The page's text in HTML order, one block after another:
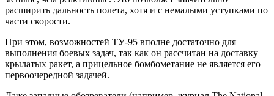
расширить дальность полета, хотя и с немалыми уступками по
части скорости.
При этом, возможностей ТУ-95 вполне достаточно для
выполнения боевых задач, так как он рассчитан на доставку
крылатых ракет, а прицельное бомбометание не является его
первоочередной задачей.